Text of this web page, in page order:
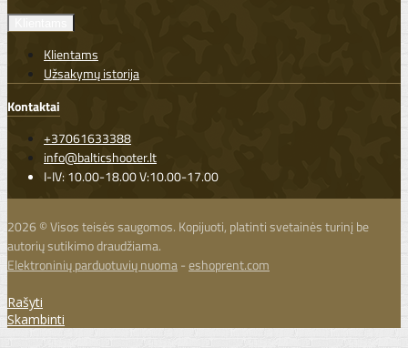
Klientams
Užsakymų istorija
Kontaktai
+37061633388
info@balticshooter.lt
I-IV: 10.00-18.00 V:10.00-17.00
2026 © Visos teisės saugomos. Kopijuoti, platinti svetainės turinį be
autorių sutikimo draudžiama.
Elektroninių parduotuvių nuoma-eshoprent.com
Rašyti
Skambinti